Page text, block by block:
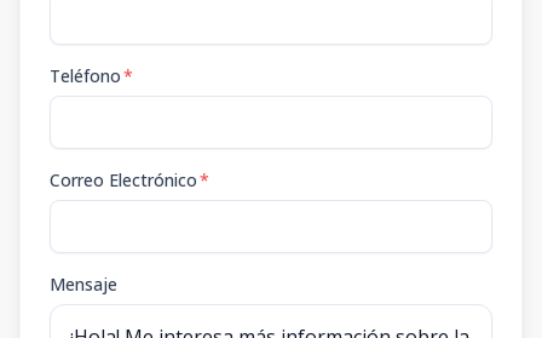
Teléfono*
Correo Electrónico*
Mensaje